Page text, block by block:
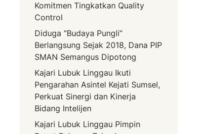
Komitmen Tingkatkan Quality
Control
Diduga “Budaya Pungli”
Berlangsung Sejak 2018, Dana PIP
SMAN Semangus Dipotong
Kajari Lubuk Linggau Ikuti
Pengarahan Asintel Kejati Sumsel,
Perkuat Sinergi dan Kinerja
Bidang Intelijen
Kajari Lubuk Linggau Pimpin